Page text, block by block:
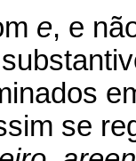
e, e
se